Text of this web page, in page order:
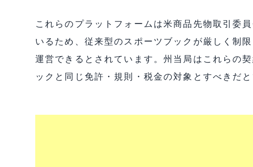
これらのプラットフォームは米商品先物取引委
いるため、従来型のスポーツブックが厳しく制
運営できるとされています。州当局はこれらの
ックと同じ免許・規則・税金の対象とすべきだ